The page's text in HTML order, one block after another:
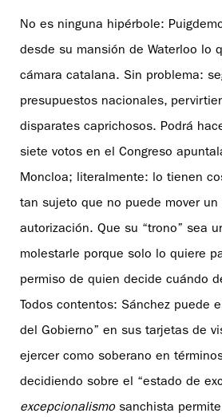
No es ninguna hipérbole:
desde su mansión de Waterloo lo
cámara catalana. Sin problema:
presupuestos nacionales,
disparates caprichosos. Podrá
siete votos en el Congreso
Moncloa; literalmente: lo tienen
tan sujeto que no puede mover un
autorización. Que su “trono” sea
molestarle porque solo lo quiere
permiso de quien decide cuándo
Todos contentos: Sánchez puede
del Gobierno” en sus tarjetas de
ejercer como soberano en
decidiendo sobre el “estado de
excepcionalismo sanchista